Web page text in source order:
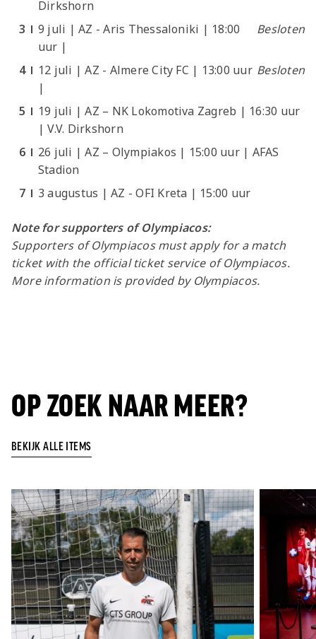
Dirkshorn
9 juli | AZ - Aris Thessaloniki | 18:00
uur |
Besloten
12 juli | AZ - Almere City FC | 13:00 uur
|
Besloten
19 juli | AZ – NK Lokomotiva Zagreb | 16:30 uur
| V.V. Dirkshorn
26 juli | AZ – Olympiakos | 15:00 uur | AFAS
Stadion
3 augustus | AZ - OFI Kreta | 15:00 uur
Note for supporters of Olympiacos:
Supporters of Olympiacos must apply for a match
ticket with the official ticket service of Olympiacos.
More information is provided by Olympiacos.
OP ZOEK NAAR MEER?
BEKIJK ALLE ITEMS